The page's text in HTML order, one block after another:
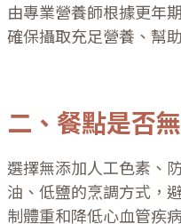
由專業營養師根據更年
確保攝取充足營養、幫
二、餐點是否
選擇無添加人工色素、
油、低鹽的烹調方式，
制體重和降低心血管疾